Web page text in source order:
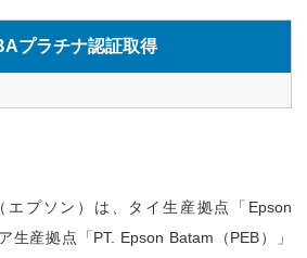
プラチナ認証取得
プソン）は、タイ生産拠点「Epson
産拠点「PT. Epson Batam（PEB）」